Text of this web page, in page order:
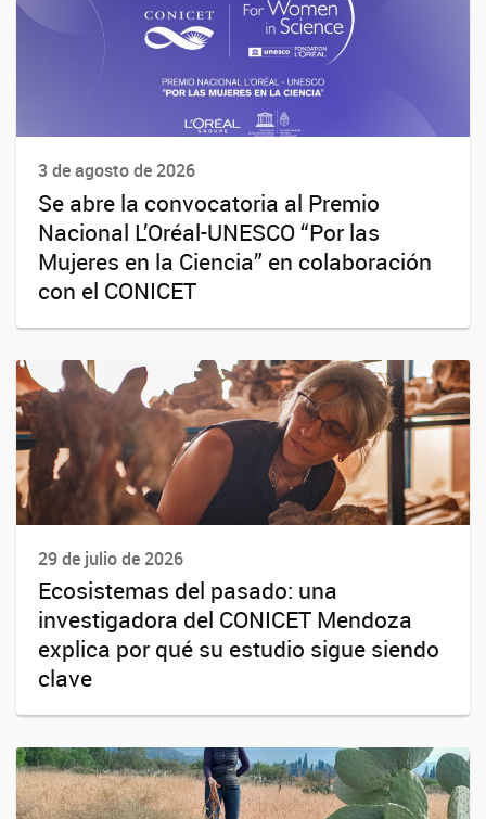
3 de agosto de 2026
Se abre la convocatoria al Premio
Nacional L’Oréal-UNESCO “Por las
Mujeres en la Ciencia” en colaboración
con el CONICET
29 de julio de 2026
Ecosistemas del pasado: una
investigadora del CONICET Mendoza
explica por qué su estudio sigue siendo
clave